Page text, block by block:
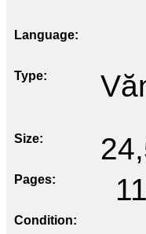
Language
Type
Size
Pages
Condition